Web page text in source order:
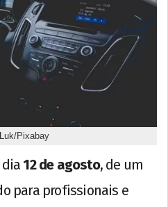
Pixabay
dia 12 de agosto, de um
para profissionais e